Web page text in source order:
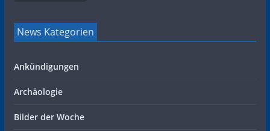
News Kategorien
Ankündigungen
Archäologie
Bilder der Woche